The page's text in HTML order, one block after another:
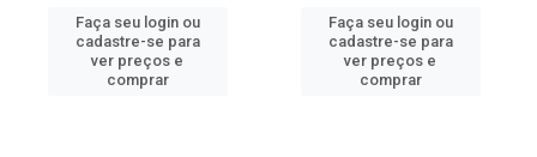
Faça seu login ou
cadastre-se para
ver preços e
comprar
Faça seu login ou
cadastre-se para
ver preços e
comprar